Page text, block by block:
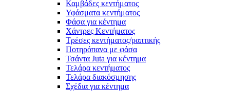
Καμβάδες κεντήματος
Υφάσματα κεντήματος
Φάσα για κέντημα
Χάντρες Κεντήματος
Τρέσες κεντήματος/ραπτικής
Ποτηρόπανα με φάσα
Τσάντα Juta για κέντημα
Τελάρα κεντήματος
Τελάρα διακόσμησης
Σχέδια για κέντημα